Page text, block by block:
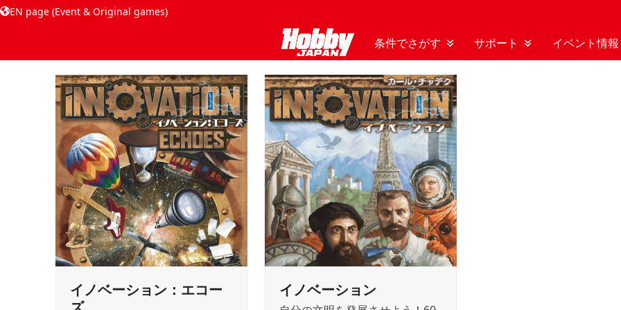
EN page (Event & Original games)
条件でさがす サポート イベント情報
イノベーション：エコー
イノベーション